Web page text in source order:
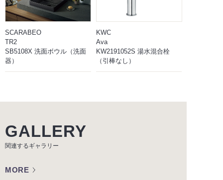
SCARABEO
TR2
SB5108X 洗面ボウル（洗面
器）
KWC
Ava
KW2191052S 湯水混合栓
（引棒なし）
GALLERY
関連するギャラリー
MORE